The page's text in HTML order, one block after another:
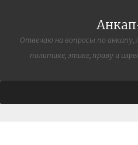
Отвечаю на вопросы по анкапу,
политике, этике, праву и